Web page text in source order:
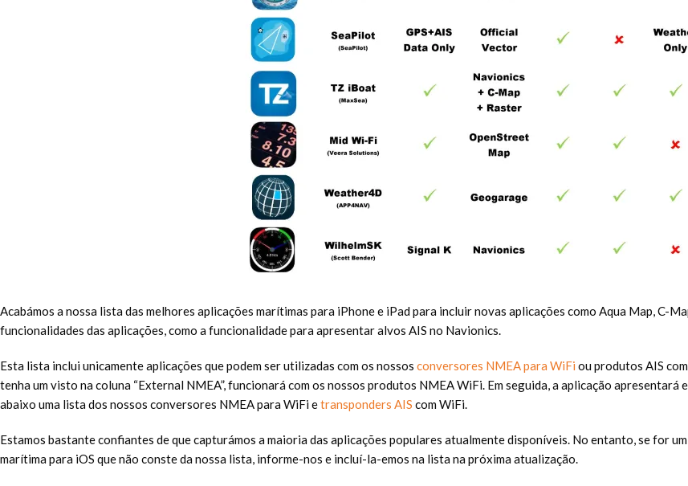
Acabámos a nossa lista das melhores aplicações marítimas para iPhone e iPad para incluir novas aplicações como Aqua Map, C-
funcionalidades das aplicações, como a funcionalidade para apresentar alvos AIS no Navionics.
Esta lista inclui unicamente aplicações que podem ser utilizadas com os nossos conversores NMEA para WiFi ou produtos AIS
tenha um visto na coluna “External NMEA”, funcionará com os nossos produtos NMEA WiFi. Em seguida, a aplicação
abaixo uma lista dos nossos conversores NMEA para WiFi etransponders AIS com WiFi.
Estamos bastante confiantes de que capturámos a maioria das aplicações populares atualmente disponíveis. No entanto, se for
marítima para iOS que não conste da nossa lista, informe-nos e incluí-la-emos na lista na próxima atualização.